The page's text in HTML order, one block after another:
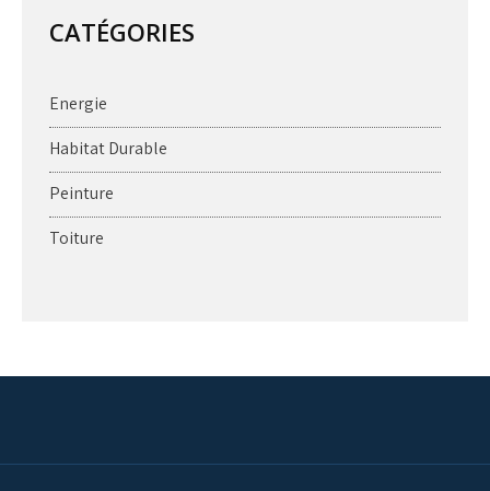
CATÉGORIES
Energie
Habitat Durable
Peinture
Toiture